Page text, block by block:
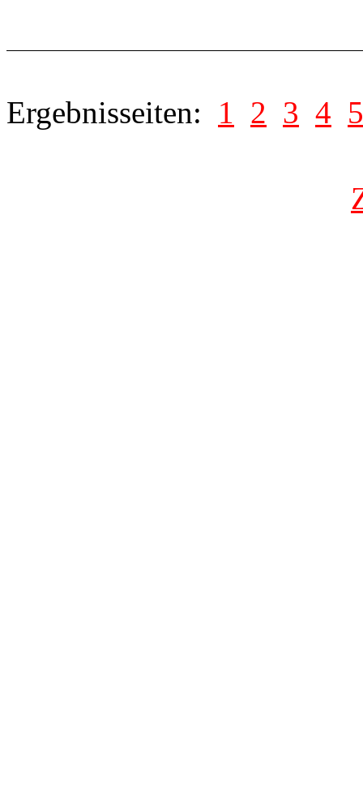
Ergebnisseiten: 1 2 3 4 5